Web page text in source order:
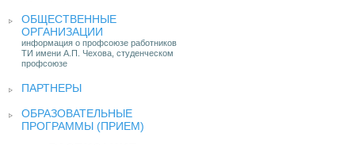
ОБЩЕСТВЕННЫЕ
ОРГАНИЗАЦИИ
информация о профсоюзе работников
ТИ имени А.П. Чехова, студенческом
профсоюзе
ПАРТНЕРЫ
ОБРАЗОВАТЕЛЬНЫЕ
ПРОГРАММЫ (ПРИЕМ)